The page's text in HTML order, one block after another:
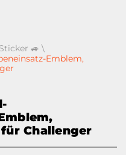
🚙 \
Emblem,
Challenger